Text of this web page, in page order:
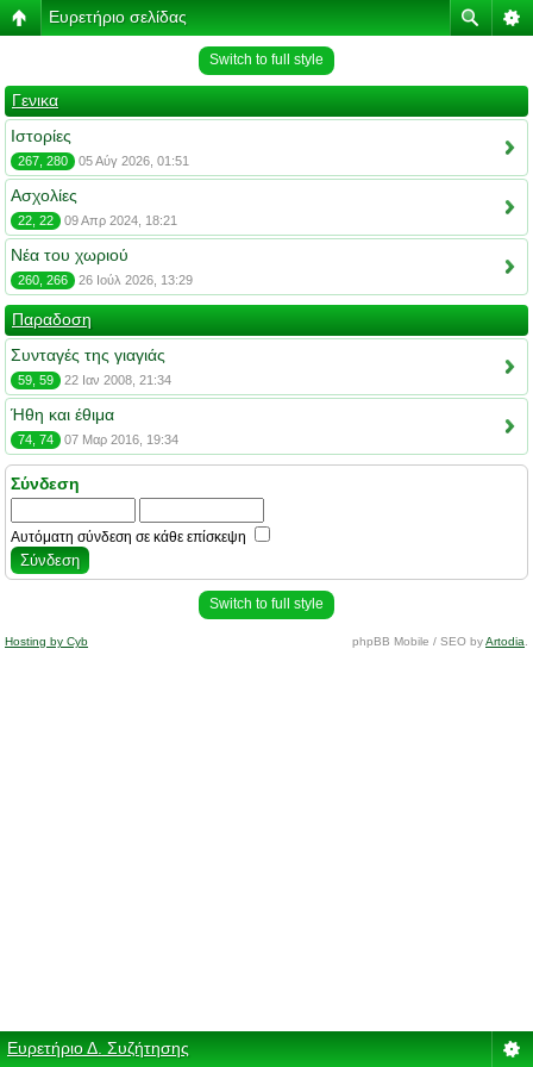
Ευρετήριο σελίδας
Switch to full style
Γενικα
Ιστορίες
267, 280 05 Αύγ 2026, 01:51
Ασχολίες
22, 22 09 Απρ 2024, 18:21
Νέα του χωριού
260, 266 26 Ιούλ 2026, 13:29
Παραδοση
Συνταγές της γιαγιάς
59, 59 22 Ιαν 2008, 21:34
Ήθη και έθιμα
74, 74 07 Μαρ 2016, 19:34
Σύνδεση
Αυτόματη σύνδεση σε κάθε επίσκεψη
Switch to full style
Hosting by Cyb phpBB Mobile / SEO byArtodia
Ευρετήριο Δ. Συζήτησης